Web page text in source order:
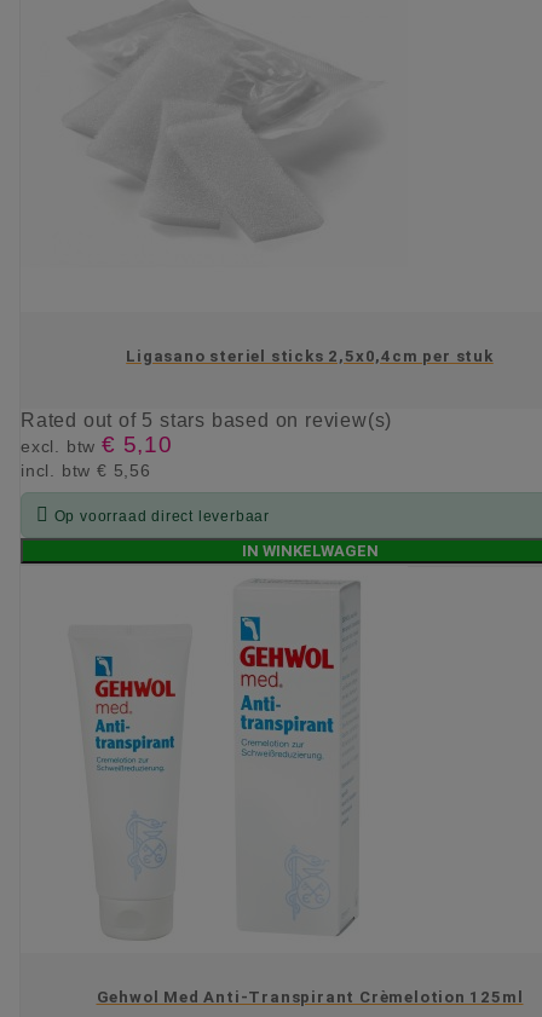
Ligasano steriel sticks 2,5x0,4cm per stuk
Rated out of 5 stars based on review(s)
excl. btw € 5,10
incl. btw € 5,56
 Op voorraad direct leverbaar
IN WINKELWAGEN
Gehwol Med Anti-Transpirant Crèmelotion 125ml